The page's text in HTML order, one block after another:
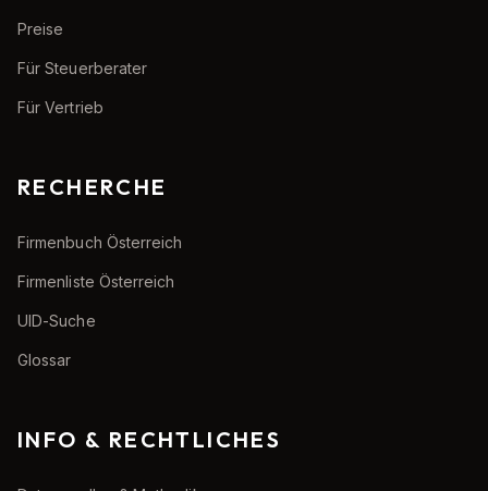
Preise
Für Steuerberater
Für Vertrieb
RECHERCHE
Firmenbuch Österreich
Firmenliste Österreich
UID-Suche
Glossar
INFO & RECHTLICHES